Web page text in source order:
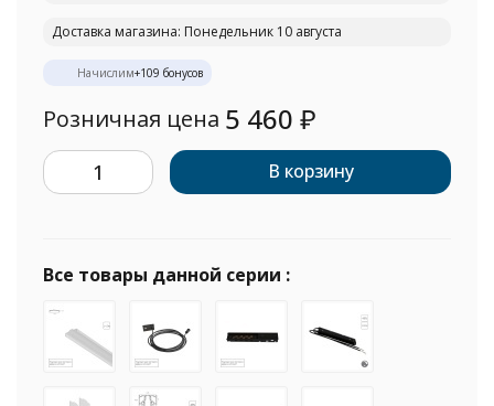
Доставка магазина: Понедельник 10 августа
Начислим+109 бонусов
Розничная цена 5 460 ₽
В корзину
Все товары данной серии :